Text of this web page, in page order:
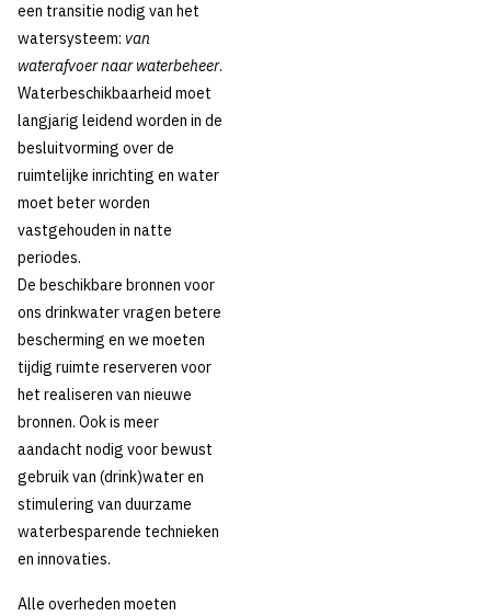
een transitie nodig van het
watersysteem: van
waterafvoer naar waterbeheer.
Waterbeschikbaarheid moet
langjarig leidend worden in de
besluitvorming over de
ruimtelijke inrichting en water
moet beter worden
vastgehouden in natte
periodes.
De beschikbare bronnen voor
ons drinkwater vragen betere
bescherming en we moeten
tijdig ruimte reserveren voor
het realiseren van nieuwe
bronnen. Ook is meer
aandacht nodig voor bewust
gebruik van (drink)water en
stimulering van duurzame
waterbesparende technieken
en innovaties.
Alle overheden moeten